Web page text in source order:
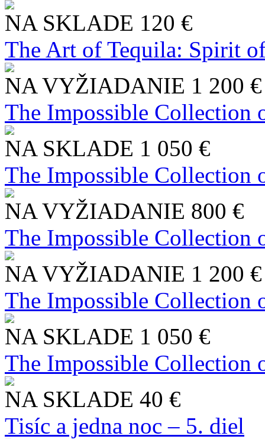
NA SKLADE 120 €
The Art of Tequila: Spirit
NA VYŽIADANIE 1 200 €
The Impossible Collection
NA SKLADE 1 050 €
The Impossible Collection
NA VYŽIADANIE 800 €
The Impossible Collection
NA VYŽIADANIE 1 200 €
The Impossible Collection
NA SKLADE 1 050 €
The Impossible Collection
NA SKLADE 40 €
Tisíc a jedna noc – 5. diel